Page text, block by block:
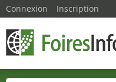
Connexion Inscription